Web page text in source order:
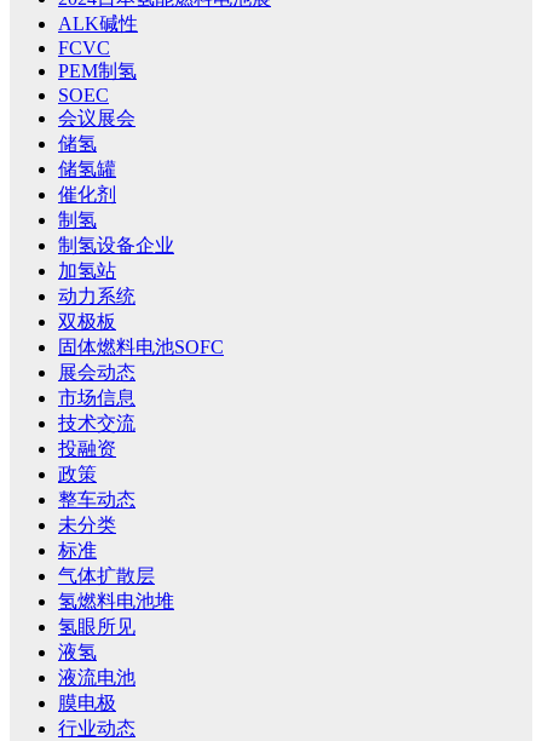
ALK碱性
FCVC
PEM制氢
SOEC
会议展会
储氢
储氢罐
催化剂
制氢
制氢设备企业
加氢站
动力系统
双极板
固体燃料电池SOFC
展会动态
市场信息
技术交流
投融资
政策
整车动态
未分类
标准
气体扩散层
氢燃料电池堆
氢眼所见
液氢
液流电池
膜电极
行业动态